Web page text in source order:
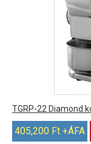
TGRP-22 Diamond
405,200 Ft +ÁFA